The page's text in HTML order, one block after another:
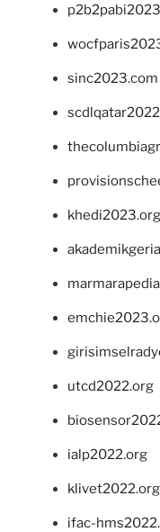
sinc2023.com
khedi2023.org
utcd2022.org
ialp2022.org
klivet2022.org
ifac-